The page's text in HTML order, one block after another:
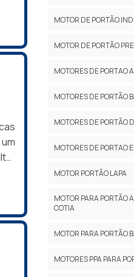
e
o
irá
e
MOTOR DE PORTÃO
MOTOR DE PORTÃO
MOTORES DE PORTAO
MOTORES DE PORTÃO
MOTORES DE PORTÃO
MOTORES DE PORTAO
MOTOR PORTÃO LAPA
MOTOR PARA PORTÃO
COTIA
MOTOR PARA PORTÃO
MOTORES PPA PARA